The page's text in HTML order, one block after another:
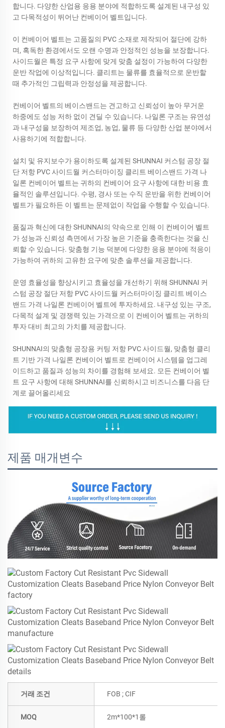
합니다. 다양한 산업용 응용 분야에 적합하도록 설계된 내구성 있
고 다목적성이 뛰어난 컨베이어 벨트입니다.
이 컨베이어 벨트는 고품질의 PVC 소재로 제작되어 절단에 강하
며, 혹독한 환경에서도 오랜 수명과 안정적인 성능을 보장합니다.
사이드월은 특정 요구 사항에 맞게 맞춤 설정이 가능하여 다양한
운반 작업에 이상적입니다. 클리트는 물류를 효율적으로 운반할
때 추가적인 그립력과 안정성을 제공합니다.
컨베이어 벨트의 베이스밴드는 견고하고 신뢰성이 높아 무거운
하중에도 성능 저하 없이 견딜 수 있습니다. 나일론 구조는 유연성
과 내구성을 보장하여 제조업, 농업, 물류 등 다양한 산업 분야에서
사용하기에 적합합니다.
설치 및 유지보수가 용이하도록 설계된 SHUNNAI 커스텀 공장 절
단 저항 PVC 사이드월 커스터마이징 클리트 베이스밴드 가격 나
일론 컨베이어 벨트는 귀하의 컨베이어 요구 사항에 대한 비용 효
율적인 솔루션입니다. 수평, 경사 또는 수직 운반을 위한 컨베이어
벨트가 필요하든 이 벨트는 문제없이 작업을 수행할 수 있습니다.
품질과 혁신에 대한 SHUNNAI의 약속으로 인해 이 컨베이어 벨트
가 성능과 신뢰성 측면에서 가장 높은 기준을 충족한다는 것을 신
뢰할 수 있습니다. 맞춤형 기능 덕분에 다양한 응용 분야에 적응이
가능하여 귀하의 고유한 요구에 맞춘 솔루션을 제공합니다.
운영 효율성을 향상시키고 효율성을 개선하기 위해 SHUNNAI 커
스텀 공장 절단 저항 PVC 사이드월 커스터마이징 클리트 베이스
밴드 가격 나일론 컨베이어 벨트에 투자하세요. 내구성 있는 구조,
다목적 설계 및 경쟁력 있는 가격으로 이 컨베이어 벨트는 귀하의
투자 대비 최고의 가치를 제공합니다.
SHUNNAI의 맞춤형 공장용 커팅 저항 PVC 사이드월, 맞춤형 클리
트 기반 가격 나일론 컨베이어 벨트로 컨베이어 시스템을 업그레
이드하고 품질과 성능의 차이를 경험해 보세요. 모든 컨베이어 벨
트 요구 사항에 대해 SHUNNAI를 신뢰하시고 비즈니스를 다음 단
계로 끌어올리세요
제품 매개변수
거래 조건 FOB ; CIF
MOQ 2m*100*1롤